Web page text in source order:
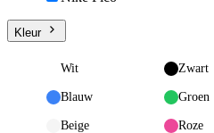
Kleur
Wit Zwart
Blauw Groen
Beige Roze